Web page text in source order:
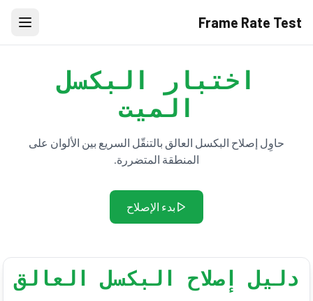
Frame Rate Test
اختبار البكسل
الميت
حاوِل إصلاح البكسل العالق بالتنقّل السريع بين الألوان على
المنطقة المتضررة.
بدء الإصلاح
دليل إصلاح البكسل العالق